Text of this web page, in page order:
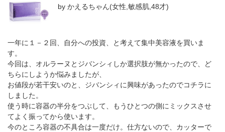
by かえるちゃん(女性,敏感肌,48才)
一年に１－２回、自分への投資、と考えて集中美容液を買いま
す。
今回は、オルラーヌとジバンシィしか選択肢が無かったので、ど
ちらにしようか悩みましたが、
お値段が若干安いのと、ジバンシィに興味があったのでコチラに
しました。
使う時に容器の半分をつぶして、もうひとつの側にミックスさせ
てよく振ってから使います。
今のところ容器の不具合は一度だけ。仕方ないので、カッターで